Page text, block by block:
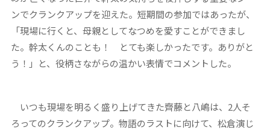
ンでクランクアップを迎えた。短期間の参加ではあったが、
「現場に行くと、母親としてなつめを愛すことができまし
た。幹太くんのことも！ とても楽しかったです。ありがと
う！」と、役柄さながらの温かい表情でコメントした。
いつも現場を明るく盛り上げてきた齊藤と八嶋は、2人そ
ろってのクランクアップ。物語のラストに向けて、松倉演じ